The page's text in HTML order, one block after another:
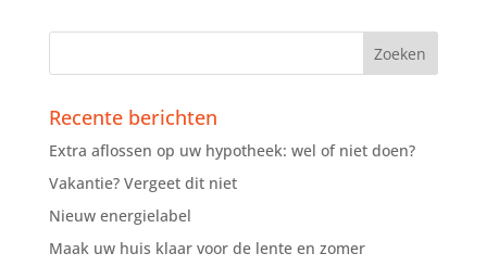
Recente berichten
Extra aflossen op uw hypotheek: wel of niet doen?
Vakantie? Vergeet dit niet
Nieuw energielabel
Maak uw huis klaar voor de lente en zomer